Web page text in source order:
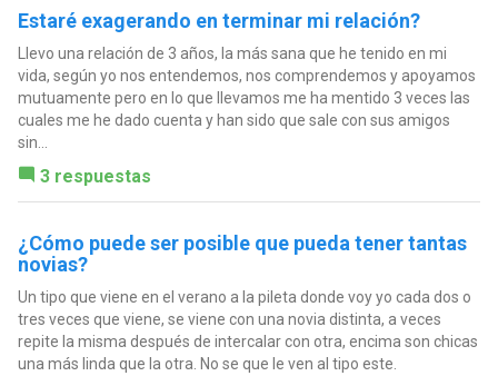
Estaré exagerando en terminar mi relación?
Llevo una relación de 3 años, la más sana que he tenido en mi
vida, según yo nos entendemos, nos comprendemos y apoyamos
mutuamente pero en lo que llevamos me ha mentido 3 veces las
cuales me he dado cuenta y han sido que sale con sus amigos
sin...
3 respuestas
¿Cómo puede ser posible que pueda tener tantas
novias?
Un tipo que viene en el verano a la pileta donde voy yo cada dos o
tres veces que viene, se viene con una novia distinta, a veces
repite la misma después de intercalar con otra, encima son chicas
una más linda que la otra. No se que le ven al tipo este.